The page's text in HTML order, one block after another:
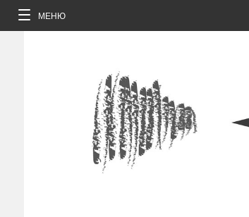
МЕНЮ